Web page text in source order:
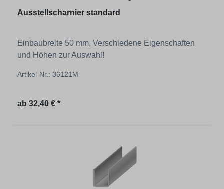
Ausstellscharnier standard
Einbaubreite 50 mm, Verschiedene Eigenschaften
und Höhen zur Auswahl!
Artikel-Nr.: 36121M
Regulärer Preis:
ab 32,40 € *